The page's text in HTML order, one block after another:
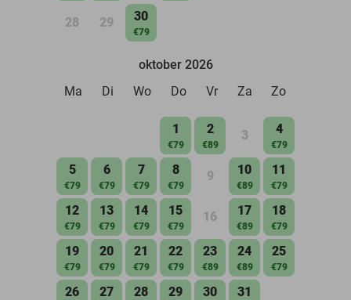
28 29 30
€79
oktober 2026
Ma
Di Wo Do Vr Za Zo
1
€79
2
€89
3 4
€79
5
€79
6
€79
7
€79
8
€79
9 10
€89
11
€79
12
€79
13
€79
14
€79
15
€79
16 17
€89
18
€79
19
€79
20
€79
21
€79
22
€79
23
€89
24
€89
25
€79
26 27 28 29 30 31